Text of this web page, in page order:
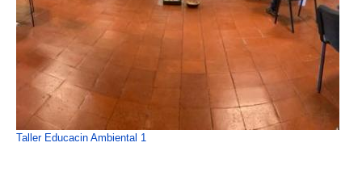
Taller Educacin Ambiental 1